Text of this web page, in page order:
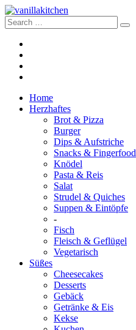
Home
Herzhaftes
Brot & Pizza
Burger
Dips & Aufstriche
Snacks & Fingerfood
Knödel
Pasta & Reis
Salat
Strudel & Quiches
Suppen & Eintöpfe
-
Fisch
Fleisch & Geflügel
Vegetarisch
Süßes
Cheesecakes
Desserts
Gebäck
Getränke & Eis
Kekse